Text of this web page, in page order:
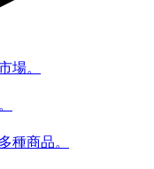
場。
種商品。